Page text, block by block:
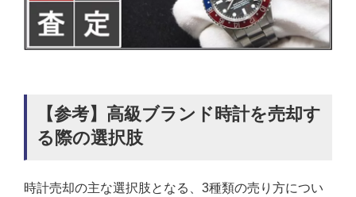
【参考】高級ブランド時計を売却す
る際の選択肢
時計売却の主な選択肢となる、3種類の売り方につい